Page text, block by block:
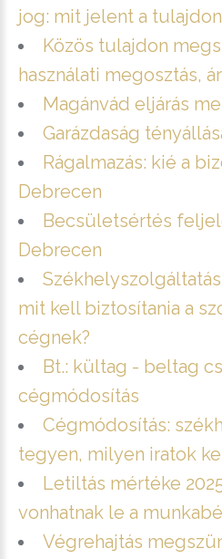
jog: mit jelent a
Közös tulajdon
használati megosztás,
Magánvád eljárás
Garázdaság
Rágalmazás: kié a
Debrecen
Becsületsértés
Debrecen
mit kell biztosítania a
cégnek?
Bt.: kültag - beltag
cégmódosítás
Cégmódosítás:
tegyen, milyen iratok
Letiltás mértéke
vonhatnak le a
Végrehajtás